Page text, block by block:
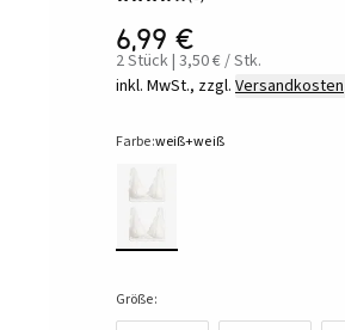
6,99 €
2 Stück | 3,50 € / Stk.
inkl. MwSt., zzgl. Versandkosten
Farbe:weiß+weiß
Größe: